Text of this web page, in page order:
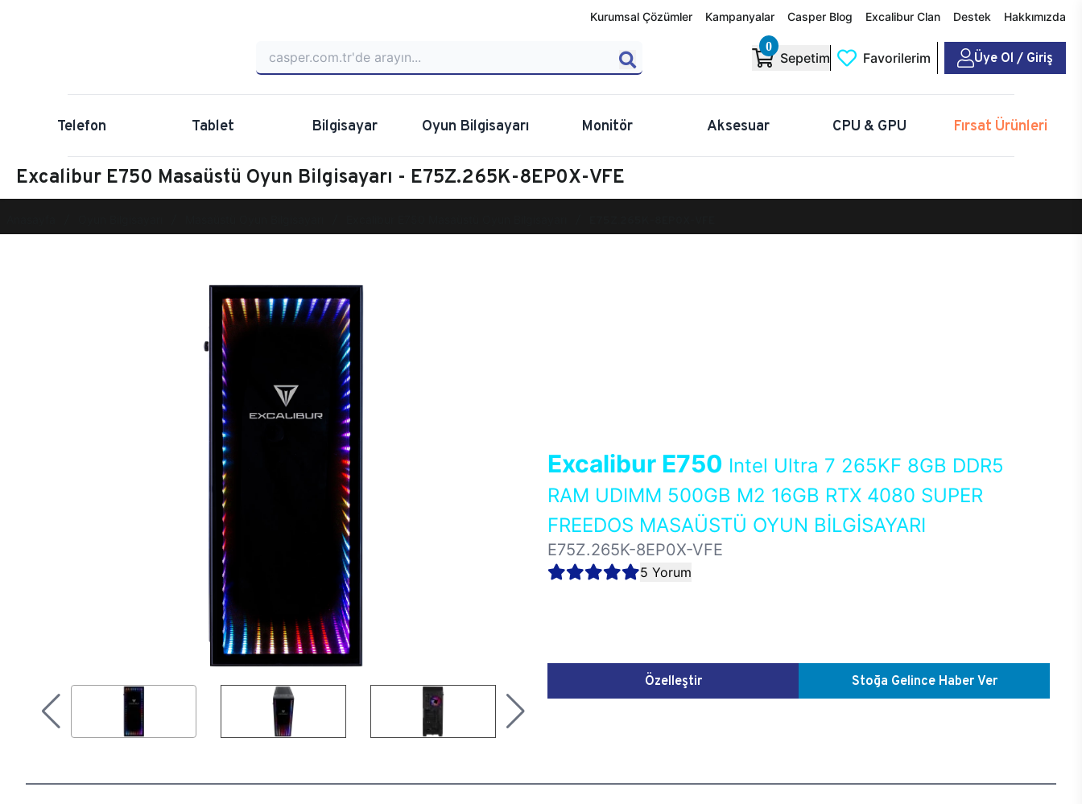
Kurumsal Çözümler Kampanyalar Casper Blog Excalibur Clan Destek Hakkımızda
0
Sepetim Favorilerim Üye Ol / Giriş
Telefon Tablet Bilgisayar Oyun Bilgisayarı Monitör Aksesuar CPU & GPU Fırsat Ürünleri
Excalibur E750 Masaüstü Oyun Bilgisayarı - E75Z.265K-8EP0X-VFE
Excalibur E750 Intel Ultra 7 265KF 8GB DDR5
RAM UDIMM 500GB M2 16GB RTX 4080 SUPER
FREEDOS MASAÜSTÜ OYUN BİLGİSAYARI
E75Z.265K-8EP0X-VFE
5 Yorum
Özelleştir Stoğa Gelince Haber Ver